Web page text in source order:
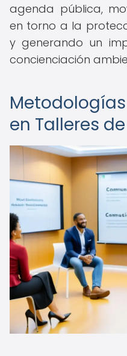
agenda pública,
en torno a la
y generando un
concienciación
en Talleres